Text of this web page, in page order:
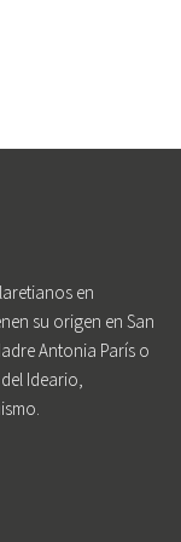
en
su origen en San
Antonia París o
Ideario,